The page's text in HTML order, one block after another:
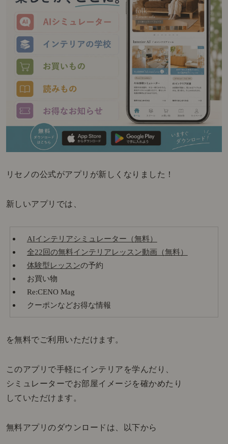
リセノの公式がアプリが新しくなりました！
新しいアプリでは、
AIインテリアシミュレーター（無料）
全22回の無料インテリアレッスン動画（無料）
体験型レッスンの予約
お買い物
Re:CENO Mag
クーポンなどお得な情報
を無料でご利用いただけます。
このアプリで手軽にインテリアを学んだり、
シミュレーターでお部屋イメージを確かめたり
していただけます。
無料アプリのダウンロードは、以下から